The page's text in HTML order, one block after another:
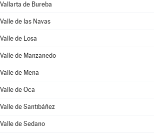
Vallarta de Bureba
Valle de las Navas
Valle de Losa
Valle de Manzanedo
Valle de Mena
Valle de Oca
Valle de Santibáñez
Valle de Sedano